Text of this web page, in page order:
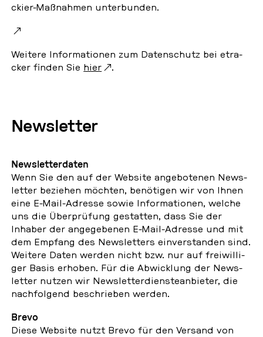
ckier-Maß­nah­men un­ter­bun­den.
Weitere In­for­ma­tio­nen zum Da­ten­schutz bei etra­
cker finden Sie hier .
News­let­ter
News­let­ter­da­ten
Wenn Sie den auf der Website an­ge­bo­te­nen News­
let­ter be­zie­hen möchten, be­nö­ti­gen wir von Ihnen
eine E-Mail-Adresse sowie In­for­ma­tio­nen, welche
uns die Über­prü­fung ge­stat­ten, dass Sie der
Inhaber der an­ge­ge­be­nen E-Mail-Adresse und mit
dem Empfang des News­let­ters ein­ver­stan­den sind.
Weitere Daten werden nicht bzw. nur auf frei­wil­li­
ger Basis erhoben. Für die Ab­wick­lung der News­
let­ter nutzen wir News­let­ter­diens­te­an­bie­ter, die
nach­fol­gend be­schrie­ben werden.
Brevo
Diese Website nutzt Brevo für den Versand von